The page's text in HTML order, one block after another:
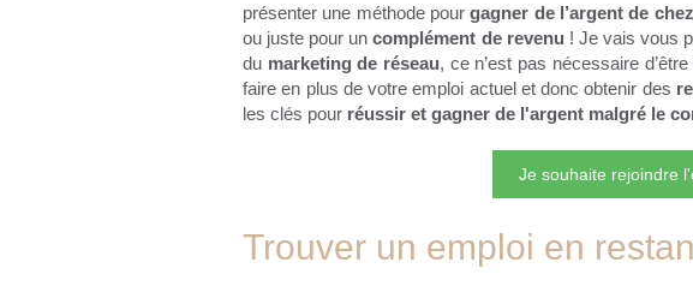
présenter une méthode pourgagner de l’argent de
ou juste pour uncomplément de revenu ! Je vais vous
du marketing de réseau, ce n’est pas nécessaire d’être
faire en plus de votre emploi actuel et donc obtenir des
les clés pour réussir et gagner de l'argent malgré le
Je souhaite rejoindre
Trouver un emploi en